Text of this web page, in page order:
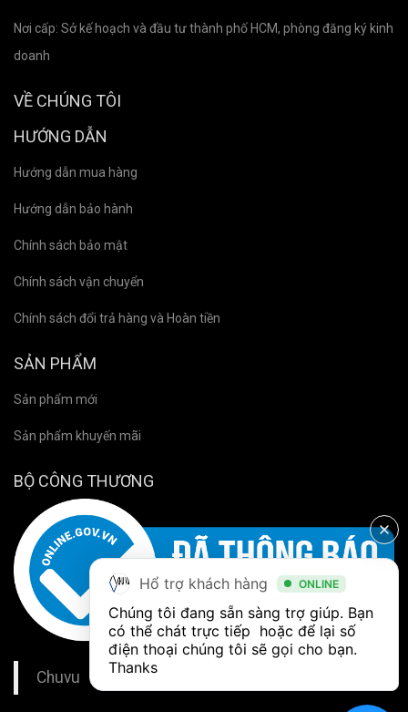
Nơi cấp: Sở kế hoạch và đầu tư thành phố HCM, phòng đăng ký kinh
doanh
VỀ CHÚNG TÔI
HƯỚNG DẪN
Hướng dẫn mua hàng
Hướng dẫn bảo hành
Chính sách bảo mật
Chính sách vận chuyển
Chính sách đổi trả hàng và Hoàn tiền
SẢN PHẨM
Sản phẩm mới
Sản phẩm khuyến mãi
BỘ CÔNG THƯƠNG
Chuvu
Hổ trợ khách hàng ONLINE
Chúng tôi đang sẵn sàng trợ giúp. Bạn
có thể chát trực tiếp  hoặc để lại số
điện thoại chúng tôi sẽ gọi cho bạn.
Thanks